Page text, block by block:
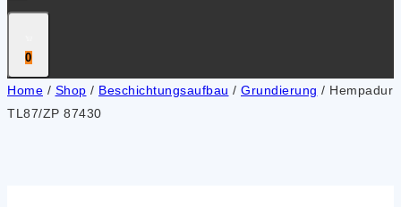
0
Home / Shop / Beschichtungsaufbau / Grundierung / Hempadur
TL87/ZP 87430